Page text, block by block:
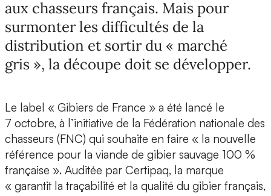
aux chasseurs français. Mais pour
surmonter les difficultés de la
distribution et sortir du « marché
gris », la découpe doit se développer.
Le label « Gibiers de France » a été lancé le
7 octobre, à l’initiative de la Fédération nationale des
chasseurs (FNC) qui souhaite en faire « la nouvelle
référence pour la viande de gibier sauvage 100 %
française ». Auditée par Certipaq, la marque
« garantit la traçabilité et la qualité du gibier français,